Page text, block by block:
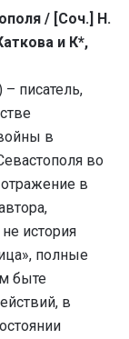
/ [Соч.] Н.
и К*,
писатель,
в
во
в
история
полные
быте
в